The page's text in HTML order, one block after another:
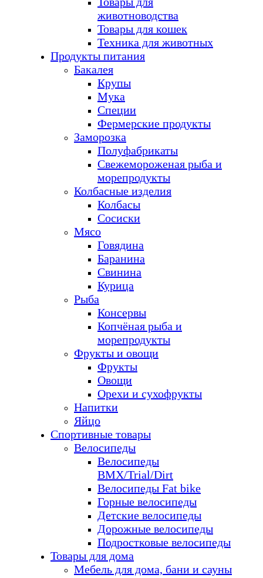
животноводства
Товары для кошек
Техника для животных
Продукты питания
Бакалея
Крупы
Мука
Специи
Фермерские продукты
Заморозка
Полуфабрикаты
Свежемороженая рыба и
морепродукты
Колбасные изделия
Колбасы
Сосиски
Мясо
Говядина
Баранина
Свинина
Курица
Рыба
Консервы
Копчёная рыба и
морепродукты
Фрукты и овощи
Фрукты
Овощи
Орехи и сухофрукты
Напитки
Яйцо
Спортивные товары
Велосипеды
Велосипеды
BMX/Trial/Dirt
Велосипеды Fat bike
Горные велосипеды
Детские велосипеды
Дорожные велосипеды
Подростковые велосипеды
Товары для дома
Мебель для дома, бани и сауны